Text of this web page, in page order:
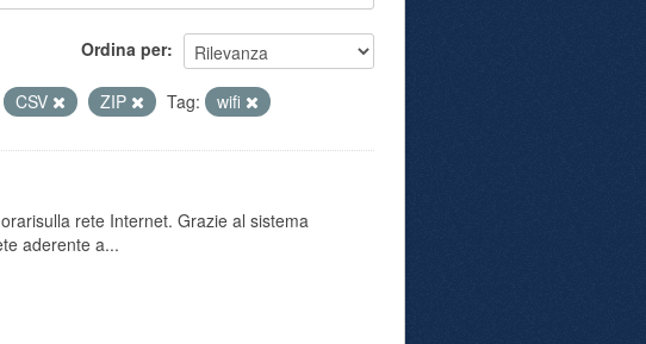
Ordina per
CSV ZIP Tag: wifi
rete Internet. Grazie al sistema
aderente a...